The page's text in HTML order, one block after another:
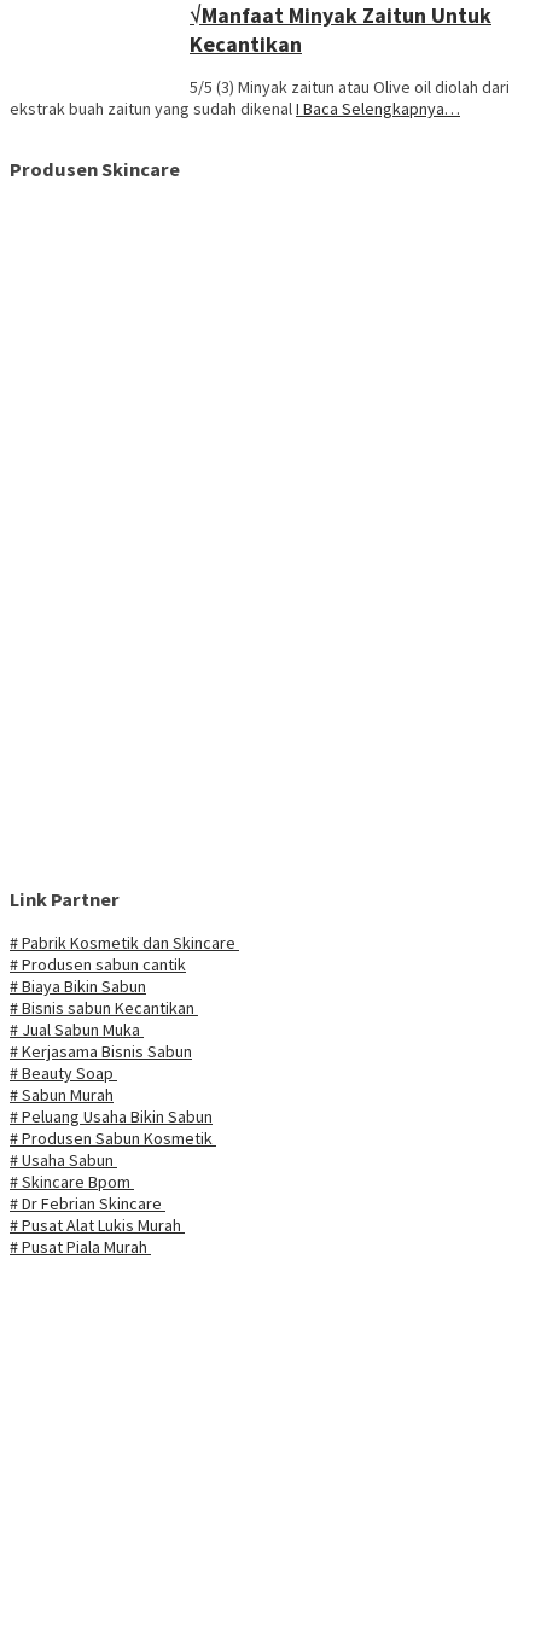
√Manfaat Minyak Zaitun Untuk
Kecantikan
5/5 (3) Minyak zaitun atau Olive oil diolah dari
ekstrak buah zaitun yang sudah dikenalI Baca Selengkapnya…
Produsen Skincare
Link Partner
# Pabrik Kosmetik dan Skincare
# Produsen sabun cantik
# Biaya Bikin Sabun
# Bisnis sabun Kecantikan
# Jual Sabun Muka
# Kerjasama Bisnis Sabun
# Beauty Soap
# Sabun Murah
# Peluang Usaha Bikin Sabun
# Produsen Sabun Kosmetik
# Usaha Sabun
# Skincare Bpom
# Dr Febrian Skincare
# Pusat Alat Lukis Murah
# Pusat Piala Murah